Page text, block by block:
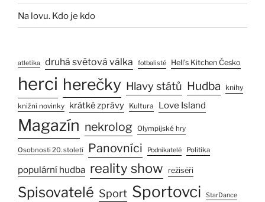
Na lovu. Kdo je kdo
atletika druhá světová válka fotbalisté Hell’s Kitchen Česko
herci herečky Hlavy států Hudba knihy
knižní novinky krátké zprávy Kultura Love Island
Magazín nekrolog Olympijské hry
Osobnosti 20. století Panovníci Podnikatelé Politika
populární hudba reality show režiséři
Spisovatelé Sport Sportovci StarDance